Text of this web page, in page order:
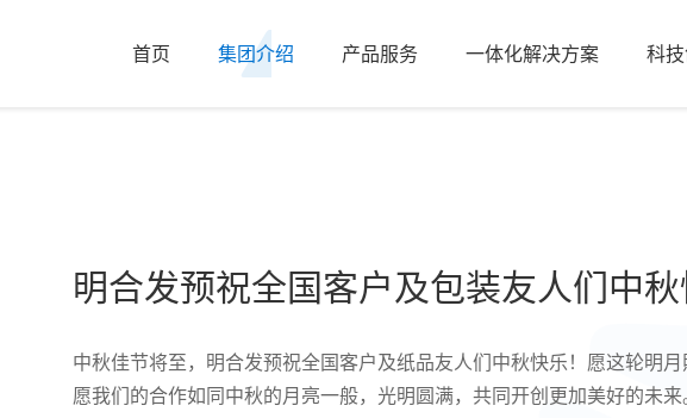
首页 集团介绍 产品服务 一体化解决方案 科
明合发预祝全国客户及包装友人们中
中秋佳节将至，‌明合发预祝全国客户及纸品友人们中秋快乐！‌愿这轮明
愿我们的合作如同中秋的月亮一般，‌光明圆满，‌共同开创更加美好的未